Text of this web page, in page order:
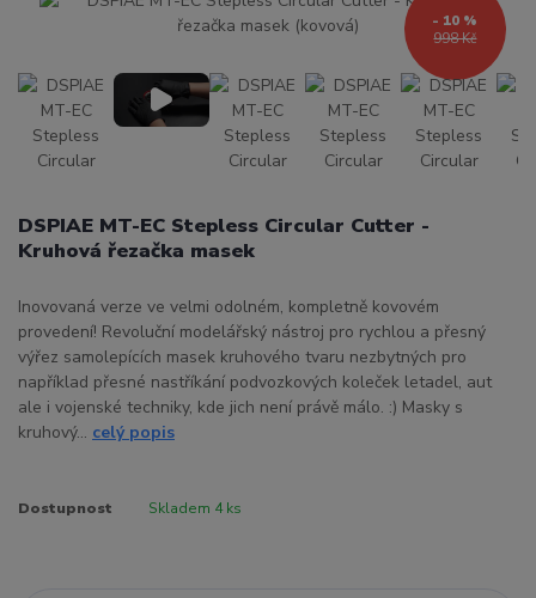
998 Kč
- 10 %
DSPIAE MT-EC Stepless Circular Cutter -
Kruhová řezačka masek
Inovovaná verze ve velmi odolném, kompletně kovovém
provedení! Revoluční modelářský nástroj pro rychlou a přesný
výřez samolepících masek kruhového tvaru nezbytných pro
například přesné nastříkání podvozkových koleček letadel, aut
ale i vojenské techniky, kde jich není právě málo. :) Masky s
kruhový... celý popis
Dostupnost Skladem 4 ks